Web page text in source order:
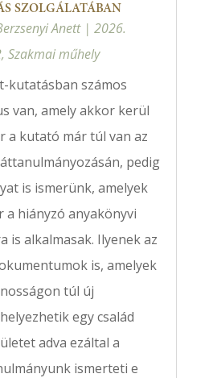
SZOLGÁLATÁBAN
Anett| 2026.
, Szakmai műhely
kutatásban számos
van, amely akkor kerül
a kutató már túl van az
pedig
is ismerünk, amelyek
a hiányzó anyakönyvi
is alkalmasak. Ilyenek az
is, amelyek
túl új
egy család
adva ezáltal a
ismerteti e